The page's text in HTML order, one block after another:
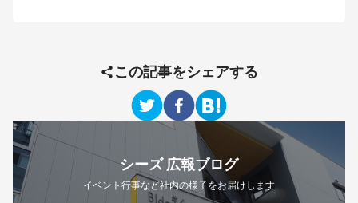
この記事をシェアする
シーズ 広報ブログ
イベント行事など社内の様子をお届けします